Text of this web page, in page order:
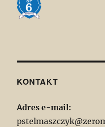
KONTAKT
Adres e-mail: